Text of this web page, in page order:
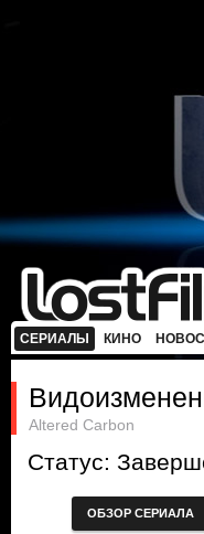
СЕРИАЛЫ КИНО
Altered Carbon
Статус:
ОБЗОР СЕРИАЛА